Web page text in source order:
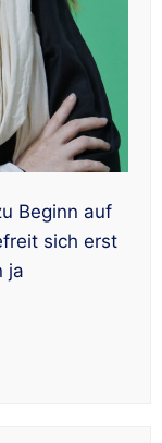
Beginn auf
sich erst
ja